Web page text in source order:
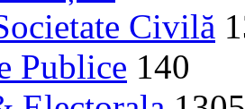
Civilă
Publice 140